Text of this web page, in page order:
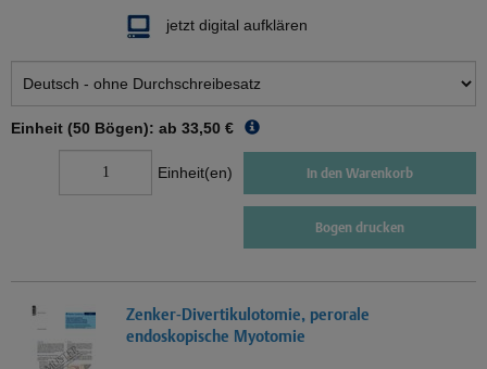
jetzt digital aufklären
Einheit (50 Bögen): ab 33,50 €
Einheit(en) In den Warenkorb
Bogen drucken
Zenker-Divertikulotomie, perorale
endoskopische Myotomie